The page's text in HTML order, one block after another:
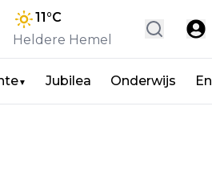
11°C
Heldere Hemel
▼ Jubilea Onderwijs